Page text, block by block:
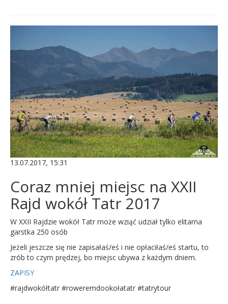
13.07.2017, 15:31
Coraz mniej miejsc na XXII
Rajd wokół Tatr 2017
W XXII Rajdzie wokół Tatr może wziąć udział tylko elitarna
garstka 250 osób
Jeżeli jeszcze się nie zapisałaś/eś i nie opłaciłaś/eś startu, to
zrób to czym prędzej, bo miejsc ubywa z każdym dniem.
ZAPISY
#rajdwokółtatr #roweremdookołatatr #tatrytour